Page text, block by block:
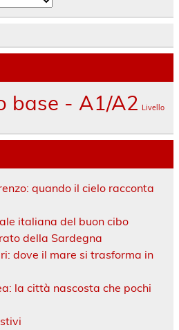
base - A1/A2 Livello
quando il cielo racconta
italiana del buon cibo
della Sardegna
dove il mare si trasforma in
la città nascosta che pochi